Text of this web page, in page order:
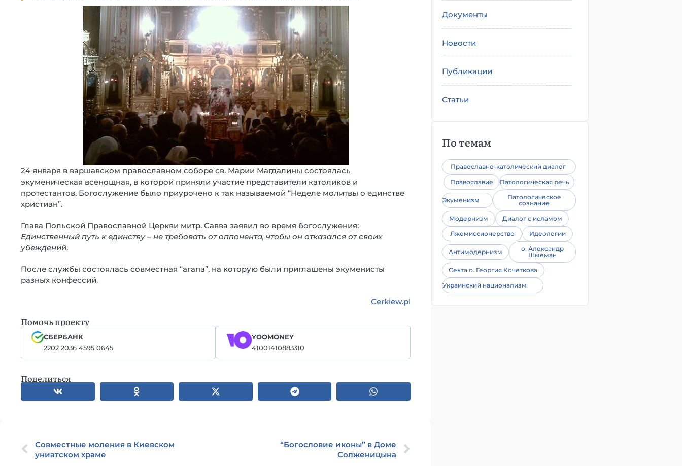
24 января в варшавском православном соборе св. Марии Магдалины состоялась
экуменическая всенощная, в которой приняли участие представители католиков и
протестантов. Богослужение было приурочено к так называемой “Неделе молитвы о единстве
христиан”.
Глава Польской Православной Церкви митр. Савва заявил во время богослужения:
Единственный путь к единству – не требовать от оппонента, чтобы он отказался от своих
убеждений.
После службы состоялась совместная “агапа”, на которую были приглашены экуменисты
разных конфессий.
Cerkiew.pl
Помочь проекту
СБЕРБАНК
2202 2036 4595 0645
YOOMONEY
41001410883310
Поделиться
Совместные моления в Киевском
униатском храме
“Богословие иконы” в Доме
Солженицына
Документы
Новости
Публикации
Статьи
По темам
Православно-католический диалог
Православие
Патологическая речь
Экуменизм
Патологическое
сознание
Модернизм
Диалог с исламом
Лжемиссионерство
Идеологии
Антимодернизм
о. Александр
Шмеман
Секта о. Георгия Кочеткова
Украинский национализм